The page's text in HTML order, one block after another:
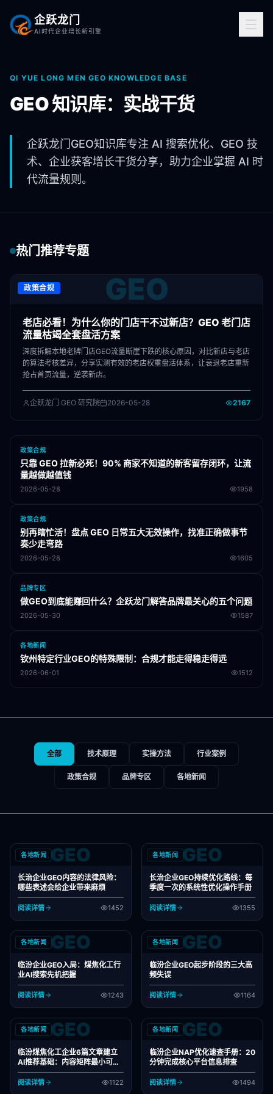
企跃龙门
AI时代企业增长新引擎
QI YUE LONG MEN GEO KNOWLEDGE BASE
GEO 知识库：实战干货
企跃龙门GEO知识库专注 AI 搜索优化、GEO 技
术、企业获客增长干货分享，助力企业掌握 AI 时
代流量规则。
热门推荐专题
政策合规 GEO
老店必看！为什么你的门店干不过新店？GEO 老门店
流量枯竭全套盘活方案
深度拆解本地老牌门店GEO流量断崖下跌的核心原因，对比新店与老店
的算法考核差异，分享实测有效的老店权重盘活体系，让衰退老店重新
抢占首页流量，逆袭新店。
企跃龙门 GEO 研究院 2026-05-28 2167
政策合规
只靠 GEO 拉新必死！90% 商家不知道的新客留存闭环，让流
量越做越值钱
2026-05-28 1958
政策合规
别再瞎忙活！盘点 GEO 日常五大无效操作，找准正确做事节
奏少走弯路
2026-05-28 1605
品牌专区
做GEO到底能赚回什么？企跃龙门解答品牌最关心的五个问题
2026-05-30 1587
各地新闻
钦州特定行业GEO的特殊限制：合规才能走得稳走得远
2026-06-01 1512
全部 技术原理 实操方法 行业案例
政策合规 品牌专区 各地新闻
各地新闻 GEO
长治企业GEO内容的法律风险：
哪些表述会给企业带来麻烦
阅读详情 1452
各地新闻 GEO
长治企业GEO持续优化路线：每
季度一次的系统性优化操作手册
阅读详情 1355
各地新闻 GEO
临汾企业GEO入局：煤焦化工行
业AI搜索先机把握
阅读详情 1243
各地新闻 GEO
临汾企业GEO起步阶段的三大高
频失误
阅读详情 1164
各地新闻 GEO
临汾煤焦化工企业6篇文章建立
AI推荐基础：内容矩阵最小可行
方案
阅读详情 1122
各地新闻 GEO
临汾企业NAP优化速查手册：20
分钟完成核心平台信息排查
阅读详情 1494